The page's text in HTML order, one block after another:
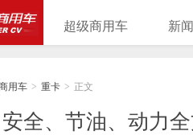
超级商用车 新闻
用车 > 重卡 > 正文
安全、节油、动力